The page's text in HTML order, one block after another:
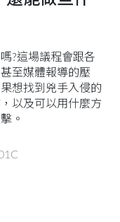
?這場議程會跟各
至媒體報導的壓
想找到兇手入侵的
以及可以用什麼方
。